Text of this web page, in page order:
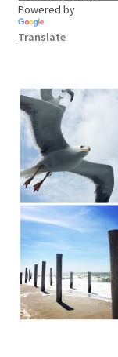
Powered by
Translate